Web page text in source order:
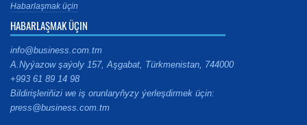
Habarlaşmak üçin
HABARLAŞMAK ÜÇIN
info@business.com.tm
A.Nyýazow şaýoly 157, Aşgabat, Türkmenistan, 744000
+993 61 89 14 98
Bildirişleriňizi we iş orunlaryňyzy ýerleşdirmek üçin:
press@business.com.tm